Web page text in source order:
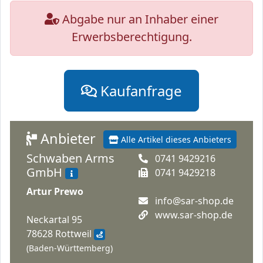
Abgabe nur an Inhaber einer
Erwerbsberechtigung.
Kaufanfrage
Alle Artikel dieses Anbieters
Anbieter
Schwaben Arms
GmbH
Artur Prewo
Neckartal 95
78628 Rottweil
(Baden-Württemberg)
0741 9429216
0741 9429218
info@sar-shop.de
www.sar-shop.de